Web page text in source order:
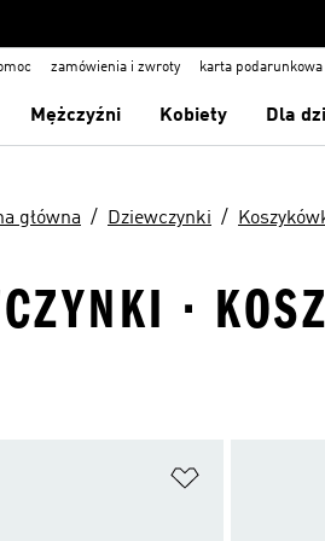
zamówienia i zwroty karta podarunkowa
Mężczyźni Kobiety Dla
główna Dziewczynki
·